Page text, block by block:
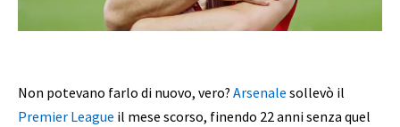
Non potevano farlo di nuovo, vero? Arsenale sollevò il
Premier League il mese scorso, finendo 22 anni senza quel